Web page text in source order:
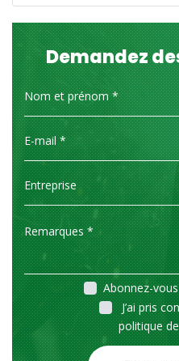
Demandez
Abonnez-
J’ai pris
politique